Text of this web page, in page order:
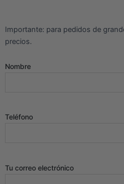
Importante: para pedidos de
precios.
Nombre
Teléfono
Tu correo electrónico